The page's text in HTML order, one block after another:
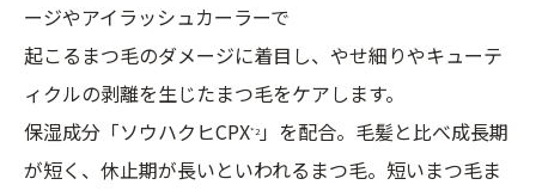
ージやアイラッシュカーラーで
起こるまつ毛のダメージに着目し、やせ細りやキューテ
ィクルの剥離を生じたまつ毛をケアします。
保湿成分「ソウハクヒCPX*2 」を配合。毛髪と比べ成長期
が短く、休止期が長いといわれるまつ毛。短いまつ毛ま